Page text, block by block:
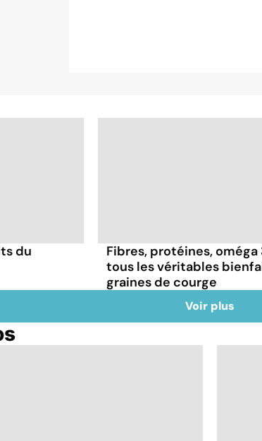
du
Fibres, protéines, oméga
tous les véritables
graines de courge
Voir plus